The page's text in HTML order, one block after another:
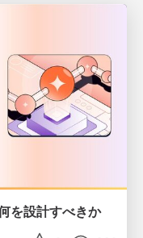
を設計すべきか